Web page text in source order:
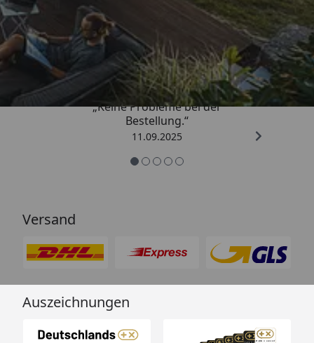
Trusted Shops
5,00/ 5
„Keine Probleme bei der
Bestellung.“
11.09.2025
Versand
Auszeichnungen